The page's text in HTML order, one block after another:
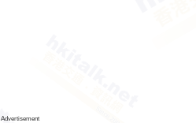
Advertisement